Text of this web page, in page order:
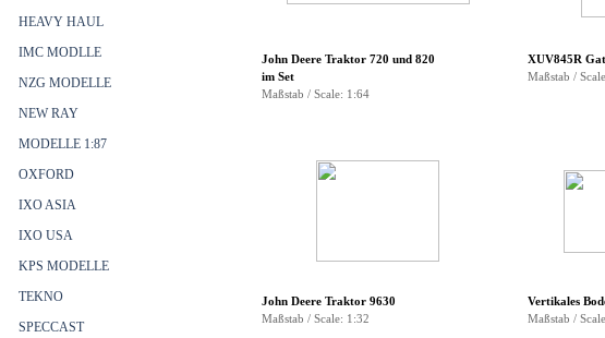
HEAVY HAUL
IMC MODLLE
NZG MODELLE
NEW RAY
MODELLE 1:87
OXFORD
IXO ASIA
IXO USA
KPS MODELLE
TEKNO
SPECCAST
John Deere Traktor 720 und 820
im Set
Maßstab / Scale: 1:64
XUV845R
Maßstab /
John Deere Traktor9630
Maßstab / Scale: 1:32
Vertikales
Maßstab /